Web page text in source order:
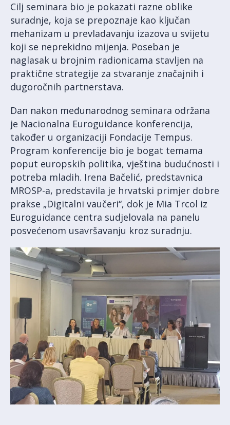
Cilj seminara bio je pokazati razne oblike
suradnje, koja se prepoznaje kao ključan
mehanizam u prevladavanju izazova u svijetu
koji se neprekidno mijenja. Poseban je
naglasak u brojnim radionicama stavljen na
praktične strategije za stvaranje značajnih i
dugoročnih partnerstava.
Dan nakon međunarodnog seminara održana
je Nacionalna Euroguidance konferencija,
također u organizaciji Fondacije Tempus.
Program konferencije bio je bogat temama
poput europskih politika, vještina budućnosti i
potreba mladih. Irena Bačelić, predstavnica
MROSP-a, predstavila je hrvatski primjer dobre
prakse „Digitalni vaučeri“, dok je Mia Trcol iz
Euroguidance centra sudjelovala na panelu
posvećenom usavršavanju kroz suradnju.